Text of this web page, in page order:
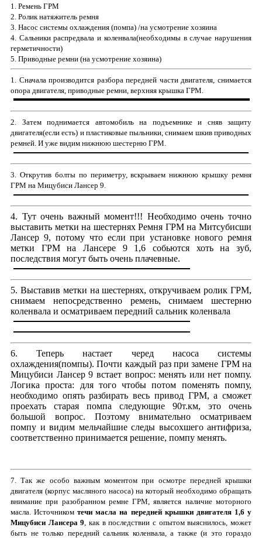
1. Ремень ГРМ
2. Ролик натяжитель ремня
3. Насос системы охлаждения (помпа) /на усмотрение хозяина
4. Сальники распредвала и коленвала(необходимы в случае нарушения
герметичности)
5. Приводные ремни (на усмотрение хозяина)
1. Сначала производится разбора передней части двигателя, снимается
опора двигателя, приводные ремни, верхняя крышка ГРМ.
2. Затем поднимается автомобиль на подъемнике и сняв защиту
двигателя(если есть) и пластиковые пыльники, снимаем шкив приводных
ремней. И уже видим нижнюю шестерню ГРМ.
3. Открутив болты по периметру, вскрываем нижнюю крышку ремня
ГРМ на Мицубиси Лансер 9.
4. Тут очень важный момент!!! Необходимо очень точно
выставить метки на шестернях Ремня ГРМ на Митсубисши
Лансер 9, потому что если при установке нового ремня
метки ГРМ на Лансере 9 1,6 собьются хоть на зуб,
последствия могут быть очень плачевные.
5. Выставив метки на шестернях, откручиваем ролик ГРМ,
снимаем непосредственно ремень, снимаем шестерню
коленвала и осматриваем передний сальник коленвала
6. Теперь настает черед насоса системы
охлаждения(помпы). Почти каждый раз при замене ГРМ на
Мицубиси Лансер 9 встает вопрос: менять или нет помпу.
Логика проста: для того чтобы потом поменять помпу,
необходимо опять разбирать весь привод ГРМ, а сможет
проехать старая помпа следующие 90т.км, это очень
большой вопрос. Поэтому внимательно осматриваем
помпу и видим мельчайшие следы высохшего антифриза,
соответственно принимается решение, помпу менять.
7. Так же особо важным моментом при осмотре передней крышки
двигателя (корпус масляного насоса) на который необходимо обращать
внимание при разобранном ремне ГРМ, является наличие моторного
масла. Источникомтечи масла на передней крышки двигателя 1,6 у
Мицубиси Лансера 9 , как в последствии с опытом выяснилось, может
быть не только передний сальник коленвала, а также (и это гораздо